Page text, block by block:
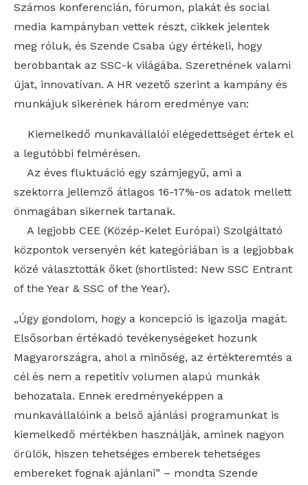
Számos konferencián, fórumon, plakát és social
media kampányban vettek részt, cikkek jelentek
meg róluk, és Szende Csaba úgy értékeli, hogy
berobbantak az SSC-k világába. Szeretnének valami
újat, innovatívan. A HR vezető szerint a kampány és
munkájuk sikerének három eredménye van:
Kiemelkedő munkavállalói elégedettséget értek el
a legutóbbi felmérésen.
Az éves fluktuáció egy számjegyű, ami a
szektorra jellemző átlagos 16-17%-os adatok mellett
önmagában sikernek tartanak.
A legjobb CEE (Közép-Kelet Európai) Szolgáltató
központok versenyén két kategóriában is a legjobbak
közé választották őket (shortlisted: New SSC Entrant
of the Year & SSC of the Year).
„Úgy gondolom, hogy a koncepció is igazolja magát.
Elsősorban értékadó tevékenységeket hozunk
Magyarországra, ahol a minőség, az értékteremtés a
cél és nem a repetitív volumen alapú munkák
behozatala. Ennek eredményeképpen a
munkavállalóink a belső ajánlási programunkat is
kiemelkedő mértékben használják, aminek nagyon
örülök, hiszen tehetséges emberek tehetséges
embereket fognak ajánlani” – mondta Szende